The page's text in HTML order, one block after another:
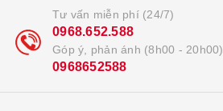
Tư vấn miễn phí (24/7)
0968.652.588
Góp ý, phản ánh (8h00 - 20h00)
0968652588